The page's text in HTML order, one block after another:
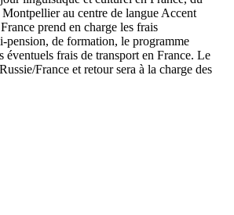
au centre de langue Accent
prend en charge les frais
pension, de formation, le programme
éventuels frais de transport en France. Le
France et retour sera à la charge des